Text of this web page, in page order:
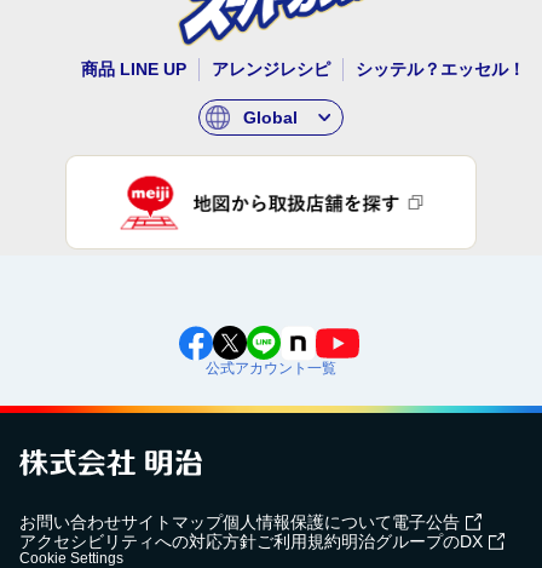
商品 LINE UP アレンジレシピ シッテル？エッセル！
Global
公式アカウント一覧
お問い合わせサイトマップ個人情報保護について電子公告
アクセシビリティへの対応方針ご利用規約明治グループのDX
Cookie Settings